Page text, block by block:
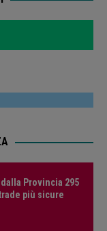
Provincia 295
più sicure